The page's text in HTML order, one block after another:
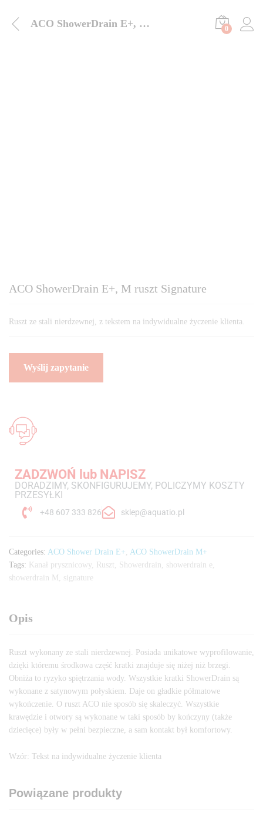
ACO ShowerDrain E+, M ruszt Signature 0
ACO ShowerDrain E+, M ruszt Signature
Ruszt ze stali nierdzewnej, z tekstem na indywidualne życzenie klienta.
ZADZWOŃ lub NAPISZ
DORADZIMY, SKONFIGURUJEMY, POLICZYMY KOSZTY
PRZESYŁKI
+48 607 333 826 sklep@aquatio.pl
Categories: ACO Shower Drain E+ ACO ShowerDrain M+
Tags: Kanał prysznicowy Ruszt Showerdrain showerdrain e
showerdrain M
signature
Opis
Ruszt wykonany ze stali nierdzewnej. Posiada unikatowe wyprofilowanie,
dzięki któremu środkowa część kratki znajduje się niżej niż brzegi.
Obniża to ryzyko spiętrzania wody. Wszystkie kratki ShowerDrain są
wykonane z satynowym połyskiem. Daje on gładkie półmatowe
wykończenie. O ruszt ACO nie sposób się skaleczyć. Wszystkie
krawędzie i otwory są wykonane w taki sposób by kończyny (także
dziecięce) były w pełni bezpieczne, a sam kontakt był komfortowy.
Wzór: Tekst na indywidualne życzenie klienta
Powiązane produkty